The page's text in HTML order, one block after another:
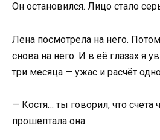
Он остановился. Лицо стало
Лена посмотрела на него.
снова на него. И в её глазах я
три месяца — ужас и расчёт
— Костя… ты говорил, что счета
прошептала она.